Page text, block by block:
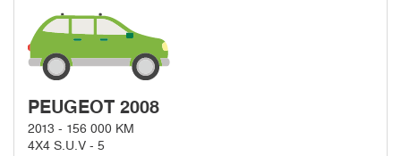
PEUGEOT 2008
2013 - 156 000 KM
4X4 S.U.V - 5